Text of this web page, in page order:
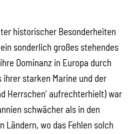
historischer Besonderheiten
sonderlich großes stehendes
Dominanz in Europa durch
ihrer starken Marine und der
Herrschen‘ aufrechterhielt) war
schwächer als in den
Ländern, wo das Fehlen solch